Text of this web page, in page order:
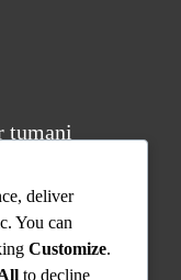
tumani
deliver
You can
Customize.
to decline